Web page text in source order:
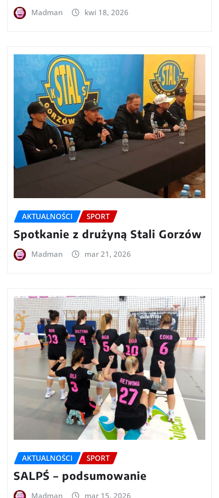
Madman kwi 18, 2026
AKTUALNOŚCI SPORT
Spotkanie z drużyną Stali Gorzów
Madman mar 21, 2026
AKTUALNOŚCI SPORT
SALPŚ – podsumowanie
Madman mar 15, 2026